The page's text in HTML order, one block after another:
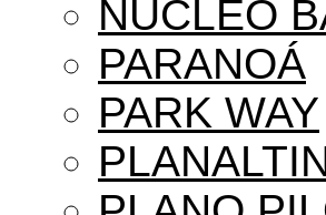
NÚCLEO
PARANOÁ
PARK WAY